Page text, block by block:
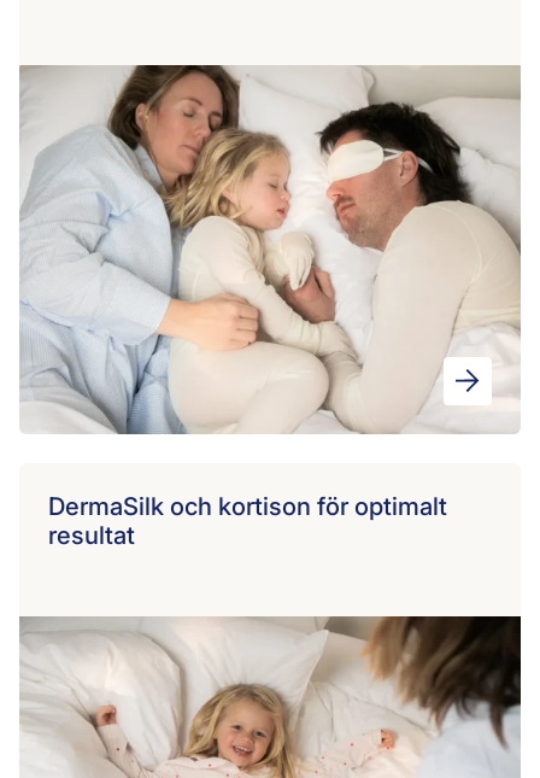
DermaSilk och kortison för optimalt
resultat